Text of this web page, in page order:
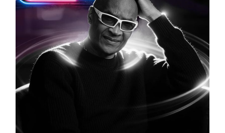
CULTURE
Artiste W2R : Jean Luc ALGER
On